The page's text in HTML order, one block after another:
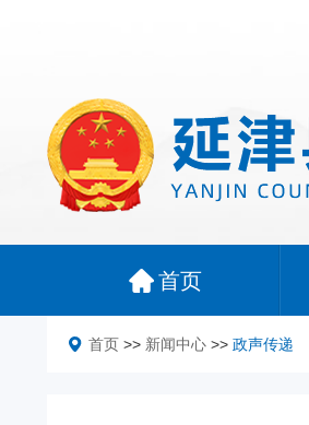
首页
首页 >> 新闻中心 >> 政声传递